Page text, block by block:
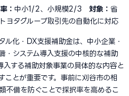
： 中小1/2、小規模2/3 対象： 省
ヨタグループ取引先の自動化に対応
ル化・DX支援補助金は、中小企業・
・システム導入支援の中核的な補助
入する補助対象事業の具体的な内容と
ことが重要です。事前に刈谷市の相
不備を防ぐことで採択率を高めるこ